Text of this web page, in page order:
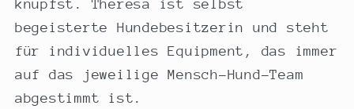
knüpfst. Theresa ist selbst
begeisterte Hundebesitzerin und steht
für individuelles Equipment, das immer
auf das jeweilige Mensch-Hund-Team
abgestimmt ist.